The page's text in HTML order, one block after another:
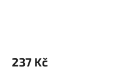
237 Kč